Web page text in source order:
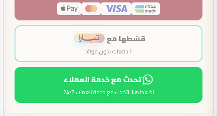
قسّطها مع
٤ دفعات بدون فوائد
تحدث مع خدمة العملاء
اضغط هنا للتحدث مع خدمة العملاء 24/7